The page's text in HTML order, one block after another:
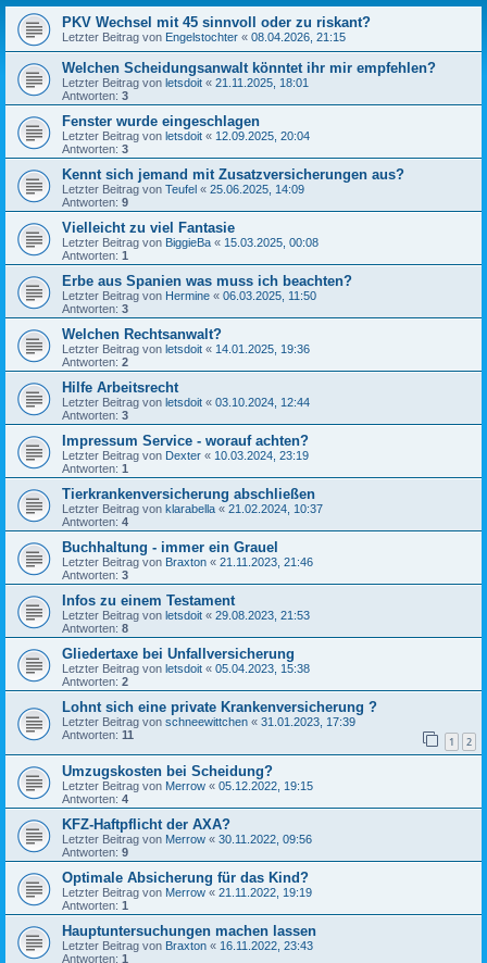
PKV Wechsel mit 45 sinnvoll oder zu riskant?
Letzter Beitrag von Engelstochter « 08.04.2026, 21:15
Welchen Scheidungsanwalt könntet ihr mir empfehlen?
Letzter Beitrag von letsdoit « 21.11.2025, 18:01
Antworten: 3
Fenster wurde eingeschlagen
Letzter Beitrag von letsdoit « 12.09.2025, 20:04
Antworten: 3
Kennt sich jemand mit Zusatzversicherungen aus?
Letzter Beitrag von Teufel « 25.06.2025, 14:09
Antworten: 9
Vielleicht zu viel Fantasie
Letzter Beitrag von BiggieBa « 15.03.2025, 00:08
Antworten: 1
Erbe aus Spanien was muss ich beachten?
Letzter Beitrag von Hermine « 06.03.2025, 11:50
Antworten: 3
Welchen Rechtsanwalt?
Letzter Beitrag von letsdoit « 14.01.2025, 19:36
Antworten: 2
Hilfe Arbeitsrecht
Letzter Beitrag von letsdoit « 03.10.2024, 12:44
Antworten: 3
Impressum Service - worauf achten?
Letzter Beitrag von Dexter « 10.03.2024, 23:19
Antworten: 1
Tierkrankenversicherung abschließen
Letzter Beitrag von klarabella « 21.02.2024, 10:37
Antworten: 4
Buchhaltung - immer ein Grauel
Letzter Beitrag von Braxton « 21.11.2023, 21:46
Antworten: 3
Infos zu einem Testament
Letzter Beitrag von letsdoit « 29.08.2023, 21:53
Antworten: 8
Gliedertaxe bei Unfallversicherung
Letzter Beitrag von letsdoit « 05.04.2023, 15:38
Antworten: 2
Lohnt sich eine private Krankenversicherung ?
Letzter Beitrag von schneewittchen « 31.01.2023, 17:39
Antworten: 11 1 2
Umzugskosten bei Scheidung?
Letzter Beitrag von Merrow « 05.12.2022, 19:15
Antworten: 4
KFZ-Haftpflicht der AXA?
Letzter Beitrag von Merrow « 30.11.2022, 09:56
Antworten: 9
Optimale Absicherung für das Kind?
Letzter Beitrag von Merrow « 21.11.2022, 19:19
Antworten: 1
Hauptuntersuchungen machen lassen
Letzter Beitrag von Braxton « 16.11.2022, 23:43
Antworten: 1